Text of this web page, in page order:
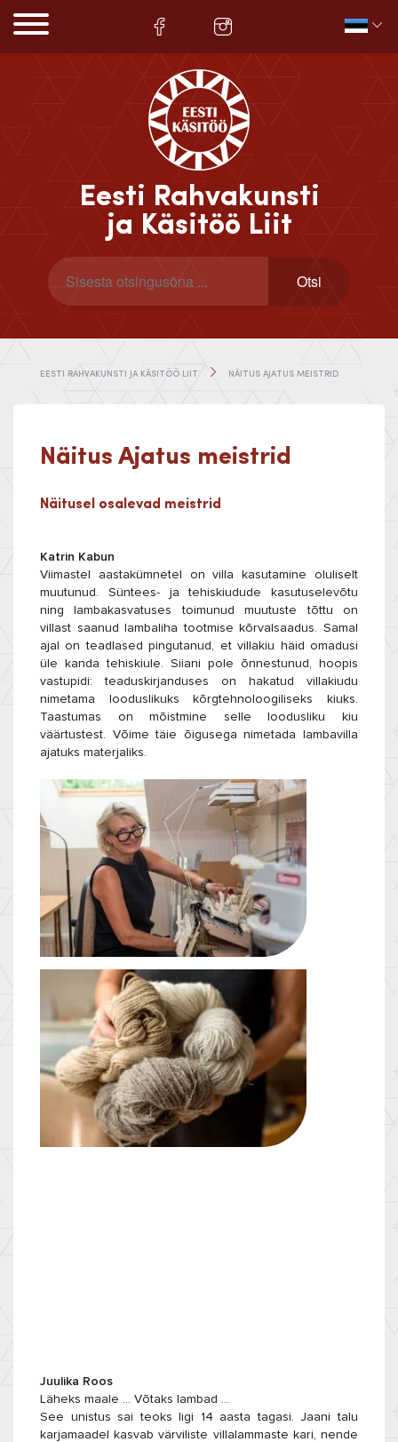
Eesti Rahvakunsti
ja Käsitöö Liit
EESTI RAHVAKUNSTI JA KÄSITÖÖ LIIT NÄITUS AJATUS MEISTRID
Näitus Ajatus meistrid
Näitusel osalevad meistrid
Katrin Kabun
Viimastel aastakümnetel on villa kasutamine oluliselt
muutunud. Süntees- ja tehiskiudude kasutuselevõtu
ning lambakasvatuses toimunud muutuste tõttu on
villast saanud lambaliha tootmise kõrvalsaadus. Samal
ajal on teadlased pingutanud, et villakiu häid omadusi
üle kanda tehiskiule. Siiani pole õnnestunud, hoopis
vastupidi: teaduskirjanduses on hakatud villakiudu
nimetama looduslikuks kõrgtehnoloogiliseks kiuks.
Taastumas on mõistmine selle loodusliku kiu
väärtustest. Võime täie õigusega nimetada lambavilla
ajatuks materjaliks.
Juulika Roos
Läheks maale … Võtaks lambad …
See unistus sai teoks ligi 14 aasta tagasi. Jaani talu
karjamaadel kasvab värviliste villalammaste kari, nende